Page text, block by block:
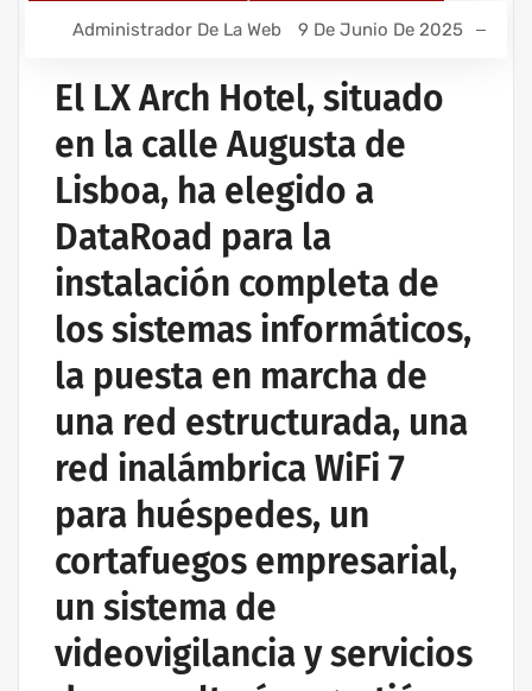
PROYECTOS DE REDES INALÁMBRICAS
RED INFORMÁTICA ESTRUCTURADA
Administrador De La Web 9 De Junio De 2025
El LX Arch Hotel, situado
en la calle Augusta de
Lisboa, ha elegido a
DataRoad para la
instalación completa de
los sistemas informáticos,
la puesta en marcha de
una red estructurada, una
red inalámbrica WiFi 7
para huéspedes, un
cortafuegos empresarial,
un sistema de
videovigilancia y servicios